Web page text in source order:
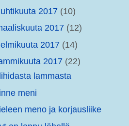
2017 (10)
2017 (12)
2017 (14)
2017 (22)
lammasta
meni
meno ja korjausliike